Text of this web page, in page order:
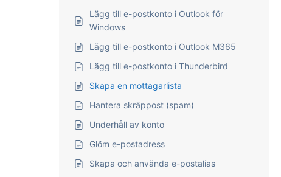
Lägg till e-postkonto i Outlook för
Windows
Lägg till e-postkonto i Outlook M365
Lägg till e-postkonto i Thunderbird
Skapa en mottagarlista
Hantera skräppost (spam)
Underhåll av konto
Glöm e-postadress
Skapa och använda e-postalias